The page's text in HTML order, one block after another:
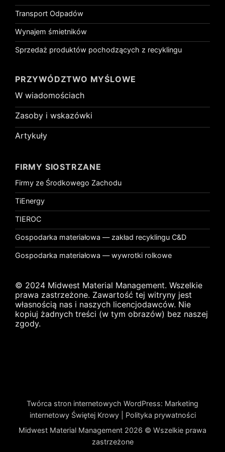
Transport Odpadów
Wynajem śmietników
Sprzedaż produktów pochodzących z recyklingu
PRZYWÓDZTWO MYŚLOWE
W wiadomościach
Zasoby i wskazówki
Artykuły
FIRMY SIOSTRZANE
Firmy ze Środkowego Zachodu
TiEnergy
TIEROC
Gospodarka materiałowa — zakład recyklingu C&D
Gospodarka materiałowa — wywrotki rolkowe
© 2024 Midwest Material Management. Wszelkie
prawa zastrzeżone. Zawartość tej witryny jest
własnością nas i naszych licencjodawców. Nie
kopiuj żadnych treści (w tym obrazów) bez naszej
zgody.
Twórca stron internetowych WordPress: Marketing
internetowy Świętej Krowy| Polityka prywatności
Midwest Material Management 2026 © Wszelkie prawa
zastrzeżone